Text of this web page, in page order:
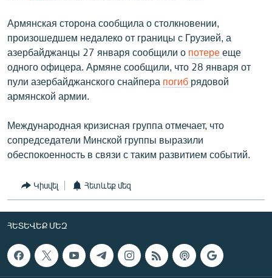
Армянская сторона сообщила о столкновении,
произошедшем недалеко от границы с Грузией, а
азербайджанцы 27 января сообщили о потере еще
одного офицера. Армяне сообщили, что 28 января от
пули азербайджанского снайпера погиб рядовой
армянской армии.
Международная кризисная группа отмечает, что
сопредседатели Минской группы выразили
обеспокоенность в связи с таким развитием событий.
Կիսվել Հետևեք մեզ
ՀԵՏԵՎԵՔ ՄԵԶ